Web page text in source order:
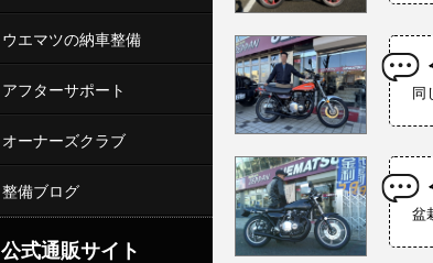
同
盆
エマツの納車整備
フターサポート
ーナーズクラブ
備ブログ
公式通販サイト